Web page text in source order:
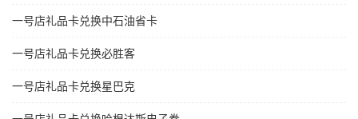
一号店礼品卡兑换中石油省卡
一号店礼品卡兑换必胜客
一号店礼品卡兑换星巴克